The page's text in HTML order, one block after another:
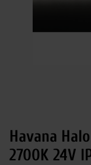
Havana
2700K 24V